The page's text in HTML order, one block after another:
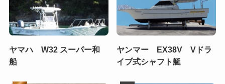
ヤマハ W32 スーパー和
船
ヤンマー EX38V Vドラ
イブ式シャフト艇